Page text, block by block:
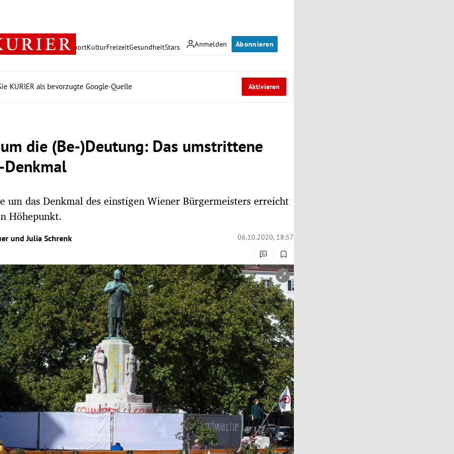
Anmelden Abonnieren
PolitikWirtschaft SportKulturFreizeitGesundheitStars
KURIER als bevorzugte Google-Quelle Aktivieren
die (Be-)Deutung: Das umstrittene
Denkmal
um das Denkmal des einstigen Wiener Bürgermeisters erreicht
Höhepunkt.
undJulia Schrenk 06.10.2020, 18:57
öffnen/schließen